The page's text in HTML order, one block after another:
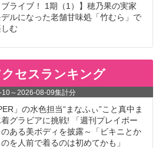
ブライブ！ 1期（1）】穂乃果の実家
デルになった老舗甘味処「竹むら」で
む
セスランキング
10～2026-08-09集計分
」の水色担当“まなふぃ”こと真中ま
グラビアに挑戦! 「週刊プレイボー
ある美ボディを披露～「ビキニとか
を人前で着るのは初めてかも」